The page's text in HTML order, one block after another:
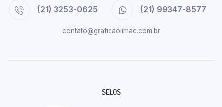
(21) 3253-0625 (21) 99347-8577
contato@graficaolimac.com.br
SELOS